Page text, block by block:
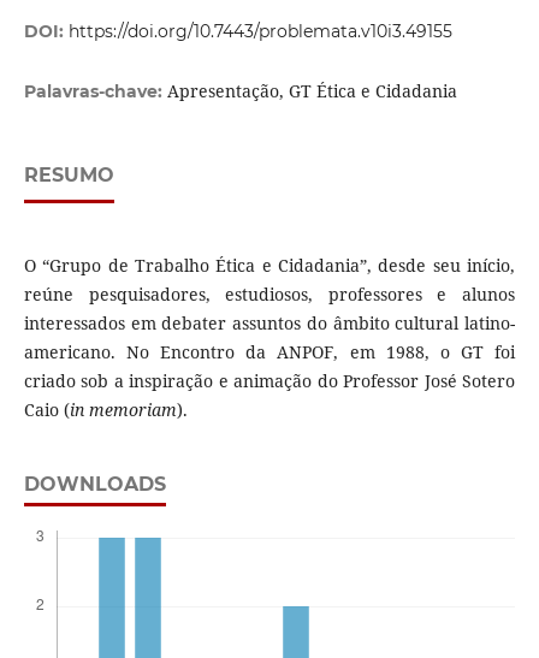
DOI: https://doi.org/10.7443/problemata.v10i3.49155
Palavras-chave: Apresentação, GT Ética e Cidadania
RESUMO
O “Grupo de Trabalho Ética e Cidadania”, desde seu início,
reúne pesquisadores, estudiosos, professores e alunos
interessados em debater assuntos do âmbito cultural latino-
americano. No Encontro da ANPOF, em 1988, o GT foi
criado sob a inspiração e animação do Professor José Sotero
Caio (in memoriam).
DOWNLOADS